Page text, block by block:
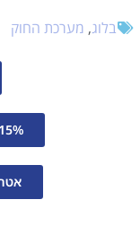
בלוג, מערכת החוק
15% הנחה ב-Booking.com